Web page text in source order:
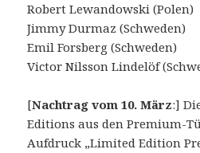
Robert Lewandowski (Polen)
Jimmy Durmaz (Schweden)
Emil Forsberg (Schweden)
Victor Nilsson Lindelöf
[Nachtrag vom 10. März:]
Editions aus den Premium-
Aufdruck „Limited Edition